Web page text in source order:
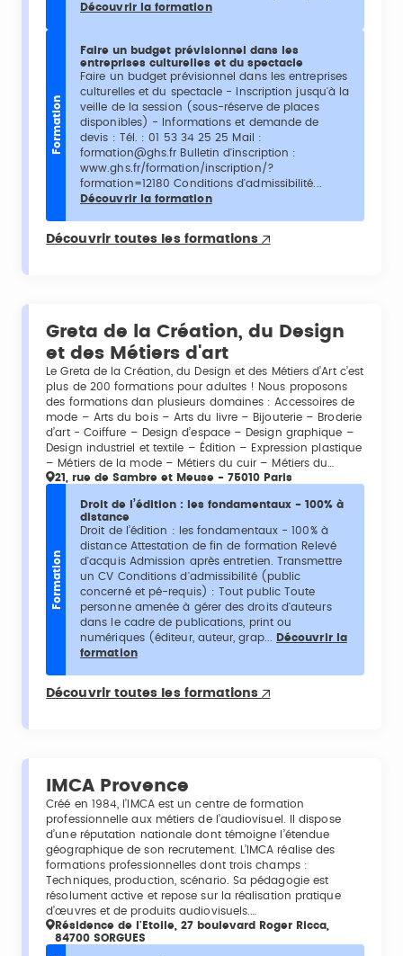
Découvrir la formation
Formation
Faire un budget prévisionnel dans les
entreprises culturelles et du spectacle
Faire un budget prévisionnel dans les entreprises
culturelles et du spectacle - Inscription jusqu'à la
veille de la session (sous-réserve de places
disponibles) - Informations et demande de
devis : Tél. : 01 53 34 25 25 Mail :
formation@ghs.fr Bulletin d'inscription :
www.ghs.fr/formation/inscription/?
formation=12180 Conditions d'admissibilité...
Découvrir la formation
Découvrir toutes les formations
Greta de la Création, du Design
et des Métiers d'art
Le Greta de la Création, du Design et des Métiers d’Art c’est
plus de 200 formations pour adultes ! Nous proposons
des formations dan plusieurs domaines : Accessoires de
mode – Arts du bois – Arts du livre – Bijouterie – Broderie
d’art - Coiffure – Design d’espace – Design graphique –
Design industriel et textile – Édition – Expression plastique
– Métiers de la mode – Métiers du cuir – Métiers du…
21, rue de Sambre et Meuse - 75010 Paris
Formation
Droit de l’édition : les fondamentaux - 100% à
distance
Droit de l’édition : les fondamentaux - 100% à
distance Attestation de fin de formation Relevé
d'acquis Admission après entretien. Transmettre
un CV Conditions d'admissibilité (public
concerné et pé-requis) : Tout public Toute
personne amenée à gérer des droits d'auteurs
dans le cadre de publications, print ou
numériques (éditeur, auteur, grap...
Découvrir la
formation
Découvrir toutes les formations
IMCA Provence
Créé en 1984, l’IMCA est un centre de formation
professionnelle aux métiers de l’audiovisuel. Il dispose
d’une réputation nationale dont témoigne l’étendue
géographique de son recrutement. L’IMCA réalise des
formations professionnelles dont trois champs :
Techniques, production, scénario. Sa pédagogie est
résolument active et repose sur la réalisation pratique
d’œuvres et de produits audiovisuels.…
Résidence de l'Etoile, 27 boulevard Roger Ricca,
84700 SORGUES